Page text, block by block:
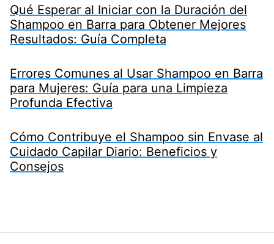
Qué Esperar al Iniciar con la Duración del
Shampoo en Barra para Obtener Mejores
Resultados: Guía Completa
Errores Comunes al Usar Shampoo en Barra
para Mujeres: Guía para una Limpieza
Profunda Efectiva
Cómo Contribuye el Shampoo sin Envase al
Cuidado Capilar Diario: Beneficios y
Consejos